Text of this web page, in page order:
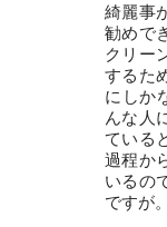
綺麗事
勧めで
クリー
するた
にしか
んな人
ている
過程か
いるの
ですが